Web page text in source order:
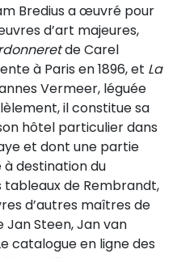
Bredius a œuvré pour
d’art majeures,
de Carel
à Paris en 1896, et La
Vermeer, léguée
il constitue sa
hôtel particulier dans
et dont une partie
à destination du
tableaux de Rembrandt,
d’autres maîtres de
Jan Steen, Jan van
catalogue en ligne des